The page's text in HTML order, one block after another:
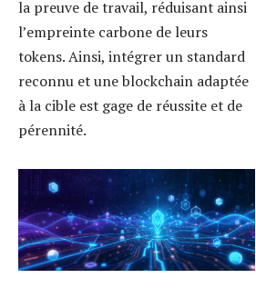
Concevoir un token ne se limite pas
à se doter d’un nom ou d’un
symbole. Chaque détail contribue à
dessiner sa valeur et sa place au
sein de l’écosystème blockchain.
Une réflexion approfondie sur ses
fonctionnalités est impérative avant
toute ligne de code. Les tokens
peuvent répondre à des besoins
variés :